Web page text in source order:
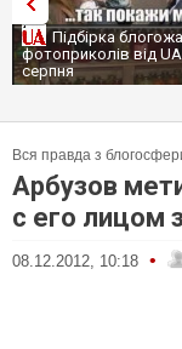
Підбірка
фотоприколів від
серпня
Вся правда з
Арбузов
с его лицом
08.12.2012, 10:18 •